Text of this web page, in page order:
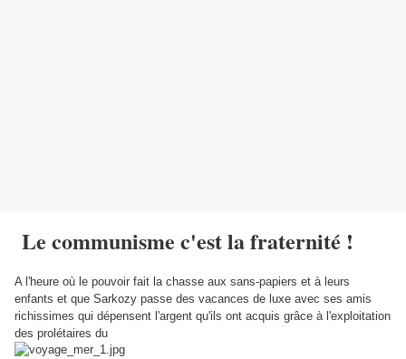
Le communisme c'est la fraternité !
A l'heure où le pouvoir fait la chasse aux sans-papiers et à leurs
enfants et que Sarkozy passe des vacances de luxe avec ses amis
richissimes qui dépensent l'argent qu'ils ont acquis grâce à l'exploitation
des prolétaires du